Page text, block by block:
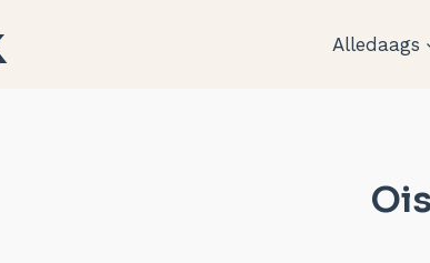
Alledaags